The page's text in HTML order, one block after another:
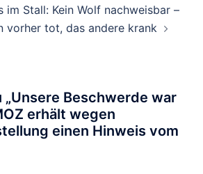
im Stall: Kein Wolf nachweisbar –
vorher tot, das andere krank
Unsere Beschwerde war
erhält wegen
einen Hinweis vom